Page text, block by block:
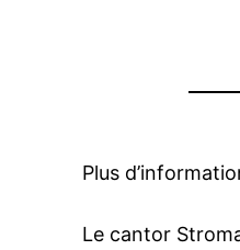
Plus
Le cantor